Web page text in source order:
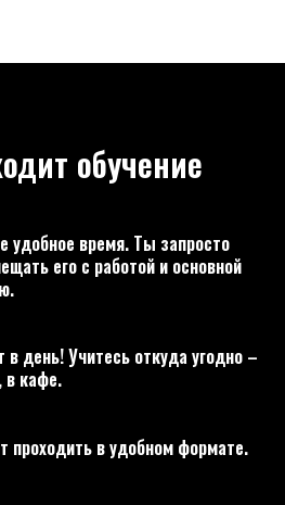
обучение
удобное время. Ты запросто
его с работой и основной
в день! Учитесь откуда угодно –
в кафе.
проходить в удобном формате.